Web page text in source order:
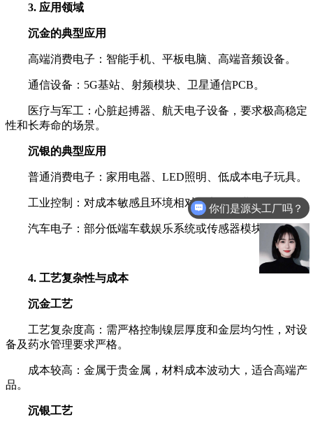
3. 应用领域
沉金的典型应用
高端消费电子：智能手机、平板电脑、高端音频设备。
通信设备：5G基站、射频模块、卫星通信PCB。
医疗与军工：心脏起搏器、航天电子设备，要求极高稳定
性和长寿命的场景。
沉银的典型应用
普通消费电子：家用电器、LED照明、低成本电子玩具。
工业控制：对成本敏感且环境相对稳定的工业设备。
汽车电子：部分低端车载娱乐系统或传感器模块。
4. 工艺复杂性与成本
沉金工艺
工艺复杂度高：需严格控制镍层厚度和金层均匀性，对设
备及药水管理要求严格。
成本较高：金属于贵金属，材料成本波动大，适合高端产
品。
沉银工艺
你们是源头工厂吗？